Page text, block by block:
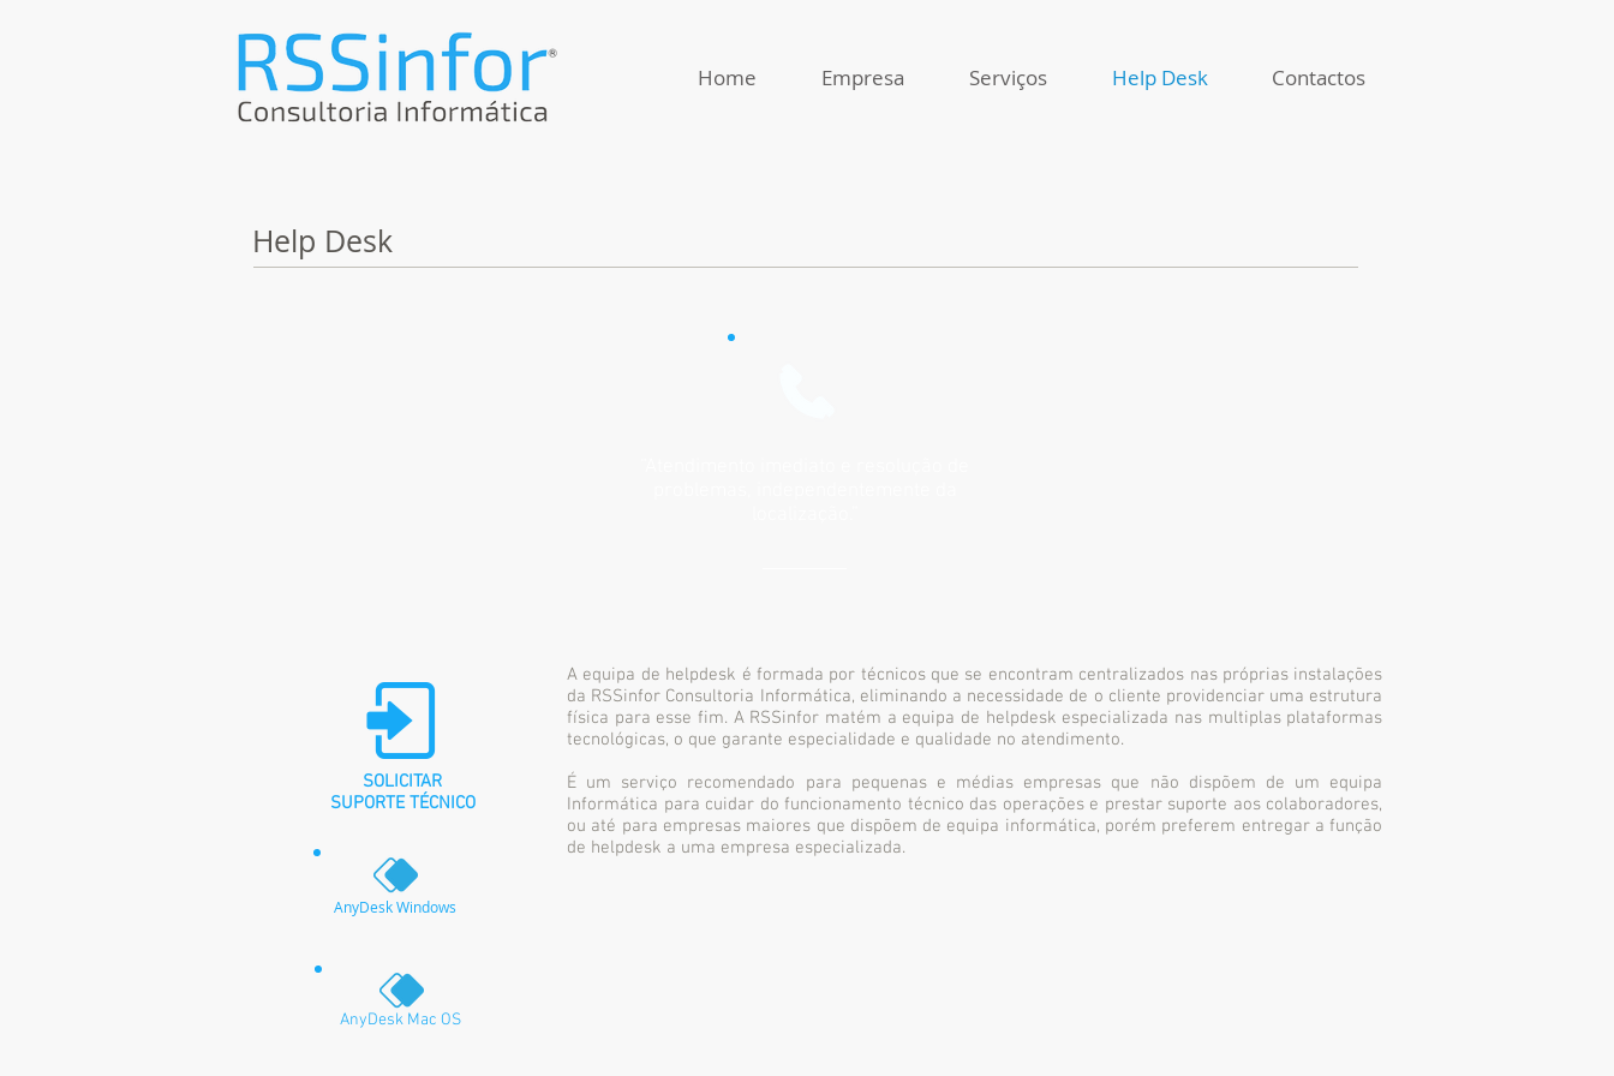
Home Empresa Serviços Help Desk Contactos
Help Desk
SOLICITAR
SUPORTE TÉCNICO
AnyDesk Windows
A equipa de helpdesk é formada por técnicos que se encontram centralizados nas próprias instalações
da RSSinfor Consultoria Informática, eliminando a necessidade de o cliente providenciar uma estrutura
física para esse fim. A RSSinfor matém a equipa de helpdesk especializada nas multiplas plataformas
tecnológicas, o que garante especialidade e qualidade no atendimento.
É um serviço recomendado para pequenas e médias empresas que não dispõem de um equipa
Informática para cuidar do funcionamento técnico das operações e prestar suporte aos colaboradores,
ou até para empresas maiores que dispõem de equipa informática, porém preferem entregar a função
de helpdesk a uma empresa especializada.
AnyDesk Mac OS